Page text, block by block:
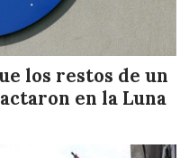
los restos de un
en la Luna